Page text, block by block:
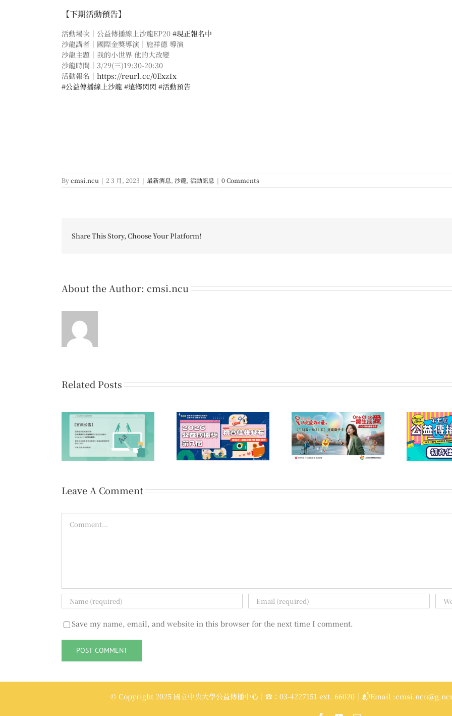
【下期活動預告】
活動場次｜公益傳播線上沙龍EP20 #現正報名中
沙龍講者｜國際金獎導演｜施祥德 導演
沙龍主題｜我的小世界 他的大改變
沙龍時間｜3/29(三)19:30-20:30
活動報名｜ https://reurl.cc/0Exz1x
#公益傳播線上沙龍 #遠鄉閃閃 #活動預告
Bycmsi.ncu | 2 3 月, 2023 | 最新消息, 沙龍, 活動訊息 | 0 Comments
Share This Story, Choose Your Platform!
About the Author: cmsi.ncu
Related Posts
第八屆公益傳播獎 初賽
佳作名單公告
第16屆「您的一票，決定
愛的力量」公益傳播領域
提案開放公告
第七屆公益傳播獎 初賽
佳作名單公告
第
Leave A Comment
Save my name, email, and website in this browser for the next time I comment.
© Copyright 2025 國立中央大學公益傳播中心｜☎：03-4227151 ext. 66020｜📬Email